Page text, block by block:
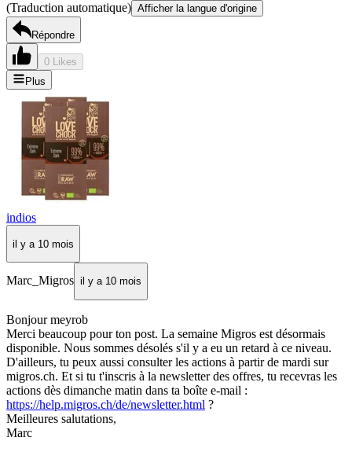
(Traduction automatique) Afficher la langue d'origine
Répondre
0 Likes
Plus
indios
il y a 10 mois
Marc_Migros il y a 10 mois
Bonjour meyrob
Merci beaucoup pour ton post. La semaine Migros est désormais
disponible. Nous sommes désolés s'il y a eu un retard à ce niveau.
D'ailleurs, tu peux aussi consulter les actions à partir de mardi sur
migros.ch. Et si tu t'inscris à la newsletter des offres, tu recevras les
actions dès dimanche matin dans ta boîte e-mail :
https://help.migros.ch/de/newsletter.html ?
Meilleures salutations,
Marc